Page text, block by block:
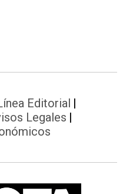
Editorial
Legales